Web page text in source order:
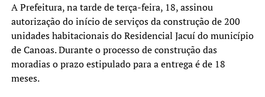
A Prefeitura, na tarde de terça-feira, 18, assinou
autorização do início de serviços da construção de 200
unidades habitacionais do Residencial Jacuí do município
de Canoas. Durante o processo de construção das
moradias o prazo estipulado para a entrega é de 18
meses.